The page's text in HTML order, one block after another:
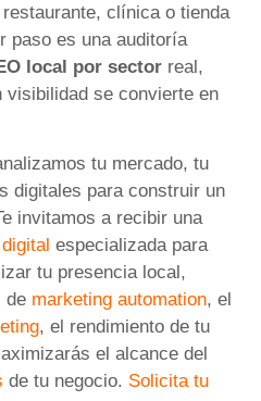
clínica o tienda
paso es una auditoría
local por sector real,
se convierte en
tu mercado, tu
digitales para construir un
invitamos a recibir una
especializada para
tu presencia local,
de marketing automation, el
, el rendimiento de tu
el alcance del
de tu negocio. Solicita tu